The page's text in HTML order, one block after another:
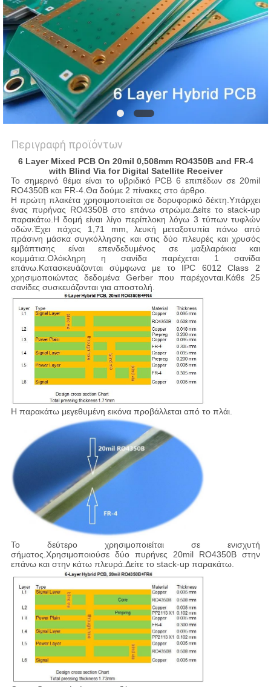
Περιγραφή προϊόντων
6 Layer Mixed PCB On 20mil 0,508mm RO4350B and FR-4
with Blind Via for Digital Satellite Receiver
Το σημερινό θέμα είναι το υβριδικό PCB 6 επιπέδων σε 20mil
RO4350B και FR-4.Θα δούμε 2 πίνακες στο άρθρο.
Η πρώτη πλακέτα χρησιμοποιείται σε δορυφορικό δέκτη.Υπάρχει
ένας πυρήνας RO4350B στο επάνω στρώμα.Δείτε το stack-up
παρακάτω.Η δομή είναι λίγο περίπλοκη λόγω 3 τύπων τυφλών
οδών.Έχει πάχος 1,71 mm, λευκή μεταξοτυπία πάνω από
πράσινη μάσκα συγκόλλησης και στις δύο πλευρές και χρυσός
εμβάπτισης είναι επενδεδυμένος σε μαξιλαράκια και
κομμάτια.Ολόκληρη η σανίδα παρέχεται 1 σανίδα
επάνω.Κατασκευάζονται σύμφωνα με το IPC 6012 Class 2
χρησιμοποιώντας δεδομένα Gerber που παρέχονται.Κάθε 25
σανίδες συσκευάζονται για αποστολή.
Η παρακάτω μεγεθυμένη εικόνα προβάλλεται από το πλάι.
Το δεύτερο χρησιμοποιείται σε ενισχυτή
σήματος.Χρησιμοποιούσε δύο πυρήνες 20mil RO4350B στην
επάνω και στην κάτω πλευρά.Δείτε το stack-up παρακάτω.